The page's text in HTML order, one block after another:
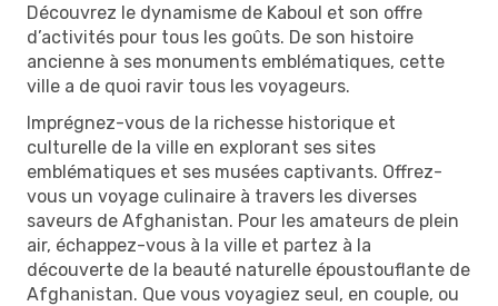
Découvrez le dynamisme de Kaboul et son offre
d’activités pour tous les goûts. De son histoire
ancienne à ses monuments emblématiques, cette
ville a de quoi ravir tous les voyageurs.
Imprégnez-vous de la richesse historique et
culturelle de la ville en explorant ses sites
emblématiques et ses musées captivants. Offrez-
vous un voyage culinaire à travers les diverses
saveurs de Afghanistan. Pour les amateurs de plein
air, échappez-vous à la ville et partez à la
découverte de la beauté naturelle époustouflante de
Afghanistan. Que vous voyagiez seul, en couple, ou